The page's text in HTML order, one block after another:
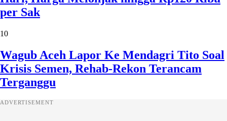
per Sak
10
Wagub Aceh Lapor Ke Mendagri Tito Soal
Krisis Semen, Rehab-Rekon Terancam
Terganggu
ADVERTISEMENT